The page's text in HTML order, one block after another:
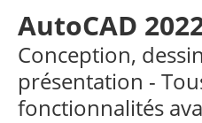
AutoCAD
Conception,
présentation -
fonctionnalités